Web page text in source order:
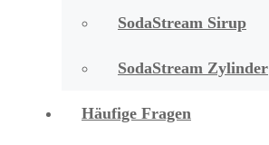
SodaStream Sirup
SodaStream Zylinder
Häufige Fragen